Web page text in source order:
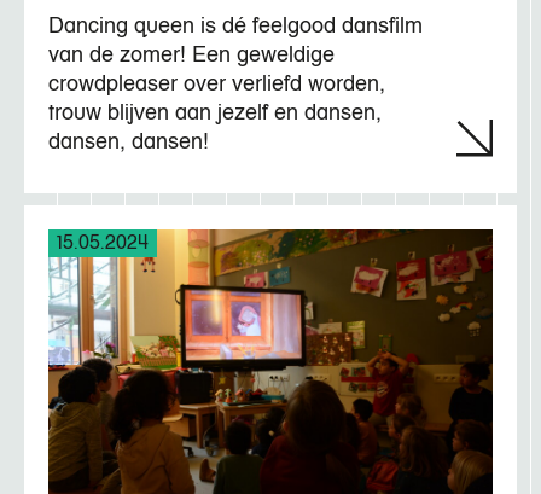
Dancing queen is dé feelgood dansfilm
van de zomer! Een geweldige
crowdpleaser over verliefd worden,
trouw blijven aan jezelf en dansen,
dansen, dansen!
15.05.2024